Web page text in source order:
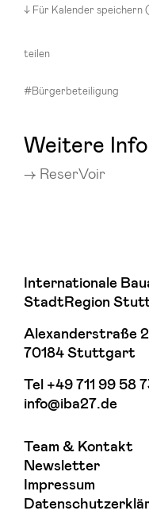
Für Kalender speichern
teilen
#Bürgerbeteiligung
Weitere
ReserVoir
Internationale
StadtRegion
Alexanderstraße
70184 Stuttgart
Tel +49 711 99 58
info@iba27.de
Team & Kontakt
Newsletter
Impressum